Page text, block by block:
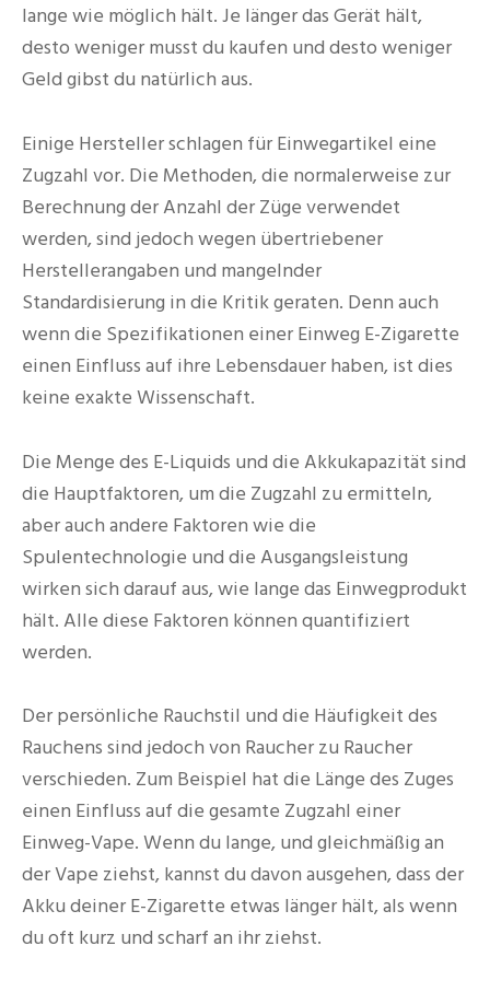
lange wie möglich hält. Je länger das Gerät hält,
desto weniger musst du kaufen und desto weniger
Geld gibst du natürlich aus.
Einige Hersteller schlagen für Einwegartikel eine
Zugzahl vor. Die Methoden, die normalerweise zur
Berechnung der Anzahl der Züge verwendet
werden, sind jedoch wegen übertriebener
Herstellerangaben und mangelnder
Standardisierung in die Kritik geraten. Denn auch
wenn die Spezifikationen einer Einweg E-Zigarette
einen Einfluss auf ihre Lebensdauer haben, ist dies
keine exakte Wissenschaft.
Die Menge des E-Liquids und die Akkukapazität sind
die Hauptfaktoren, um die Zugzahl zu ermitteln,
aber auch andere Faktoren wie die
Spulentechnologie und die Ausgangsleistung
wirken sich darauf aus, wie lange das Einwegprodukt
hält. Alle diese Faktoren können quantifiziert
werden.
Der persönliche Rauchstil und die Häufigkeit des
Rauchens sind jedoch von Raucher zu Raucher
verschieden. Zum Beispiel hat die Länge des Zuges
einen Einfluss auf die gesamte Zugzahl einer
Einweg-Vape. Wenn du lange, und gleichmäßig an
der Vape ziehst, kannst du davon ausgehen, dass der
Akku deiner E-Zigarette etwas länger hält, als wenn
du oft kurz und scharf an ihr ziehst.